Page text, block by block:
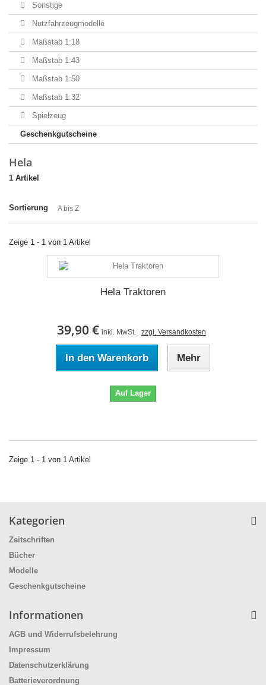
Sonstige
Nutzfahrzeugmodelle
Maßstab 1:18
Maßstab 1:43
Maßstab 1:50
Maßstab 1:32
Spielzeug
Geschenkgutscheine
Hela
1 Artikel
Sortierung A bis Z
Zeige 1 - 1 von 1 Artikel
Hela Traktoren
39,90 € inkl. MwSt. zzgl. Versandkosten
In den Warenkorb Mehr
Auf Lager
Zeige 1 - 1 von 1 Artikel
Kategorien
Zeitschriften
Bücher
Modelle
Geschenkgutscheine
Informationen
AGB und Widerrufsbelehrung
Impressum
Datenschutzerklärung
Batterieverordnung